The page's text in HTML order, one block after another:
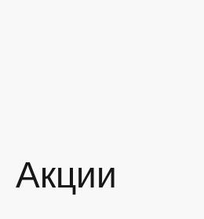
Акции